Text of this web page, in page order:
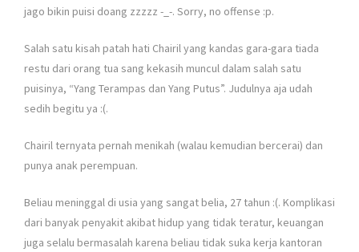
jago bikin puisi doang zzzzz -_-. Sorry, no offense :p.
Salah satu kisah patah hati Chairil yang kandas gara-gara tiada
restu dari orang tua sang kekasih muncul dalam salah satu
puisinya, “Yang Terampas dan Yang Putus”. Judulnya aja udah
sedih begitu ya :(.
Chairil ternyata pernah menikah (walau kemudian bercerai) dan
punya anak perempuan.
Beliau meninggal di usia yang sangat belia, 27 tahun :(. Komplikasi
dari banyak penyakit akibat hidup yang tidak teratur, keuangan
juga selalu bermasalah karena beliau tidak suka kerja kantoran